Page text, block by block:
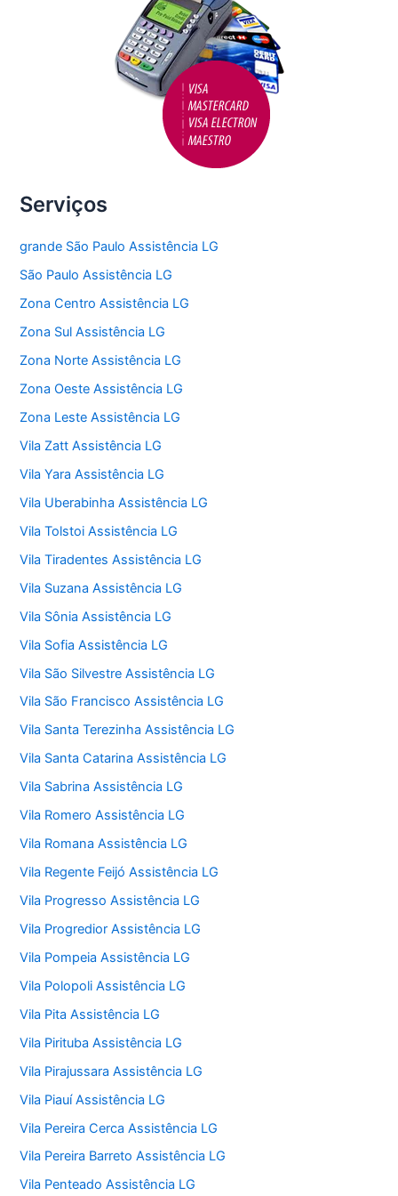
Serviços
grande São Paulo Assistência LG
São Paulo Assistência LG
Zona Centro Assistência LG
Zona Sul Assistência LG
Zona Norte Assistência LG
Zona Oeste Assistência LG
Zona Leste Assistência LG
Vila Zatt Assistência LG
Vila Yara Assistência LG
Vila Uberabinha Assistência LG
Vila Tolstoi Assistência LG
Vila Tiradentes Assistência LG
Vila Suzana Assistência LG
Vila Sônia Assistência LG
Vila Sofia Assistência LG
Vila São Silvestre Assistência LG
Vila São Francisco Assistência LG
Vila Santa Terezinha Assistência LG
Vila Santa Catarina Assistência LG
Vila Sabrina Assistência LG
Vila Romero Assistência LG
Vila Romana Assistência LG
Vila Regente Feijó Assistência LG
Vila Progresso Assistência LG
Vila Progredior Assistência LG
Vila Pompeia Assistência LG
Vila Polopoli Assistência LG
Vila Pita Assistência LG
Vila Pirituba Assistência LG
Vila Pirajussara Assistência LG
Vila Piauí Assistência LG
Vila Pereira Cerca Assistência LG
Vila Pereira Barreto Assistência LG
Vila Penteado Assistência LG